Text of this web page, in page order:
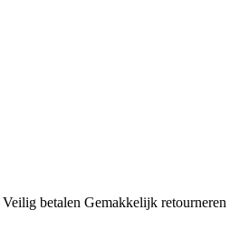
Veilig betalen Gemakkelijk retourneren